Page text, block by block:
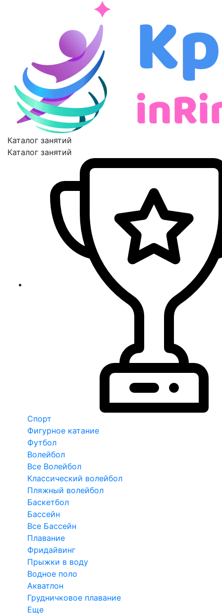
Каталог занятий
Каталог занятий
Спорт
Фигурное катание
Футбол
Волейбол
Все Волейбол
Классический волейбол
Пляжный волейбол
Баскетбол
Бассейн
Все Бассейн
Плавание
Фридайвинг
Прыжки в воду
Водное поло
Акватлон
Грудничковое плавание
Еще